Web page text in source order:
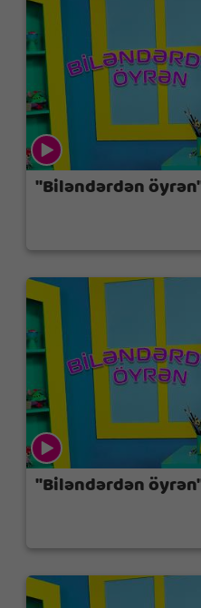
"Biləndərdən
"Biləndərdən